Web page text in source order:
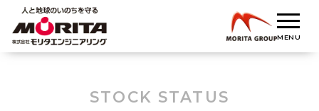
STOCK STATUS